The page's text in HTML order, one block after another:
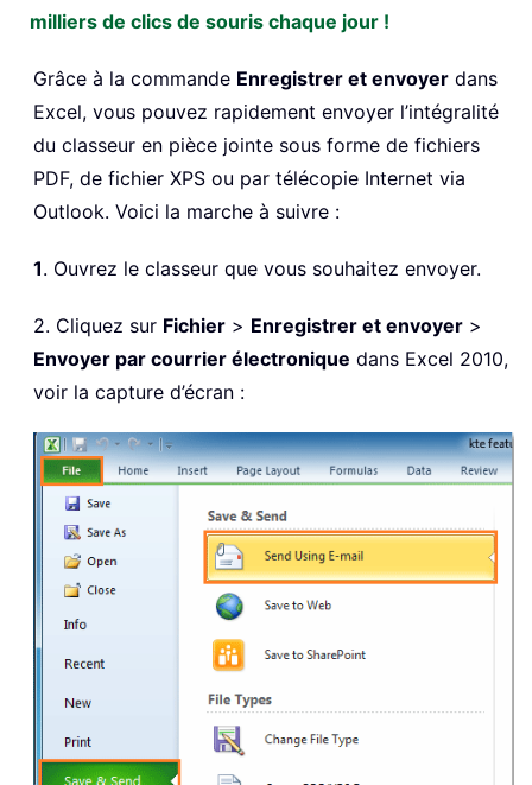
milliers de clics de souris chaque jour !
Grâce à la commande Enregistrer et envoyer dans
Excel, vous pouvez rapidement envoyer l’intégralité
du classeur en pièce jointe sous forme de fichiers
PDF, de fichier XPS ou par télécopie Internet via
Outlook. Voici la marche à suivre :
1. Ouvrez le classeur que vous souhaitez envoyer.
2. Cliquez sur Fichier > Enregistrer et envoyer >
Envoyer par courrier électronique dans Excel 2010,
voir la capture d’écran :